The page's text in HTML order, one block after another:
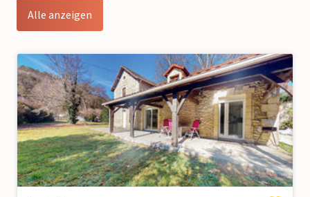
Alle anzeigen